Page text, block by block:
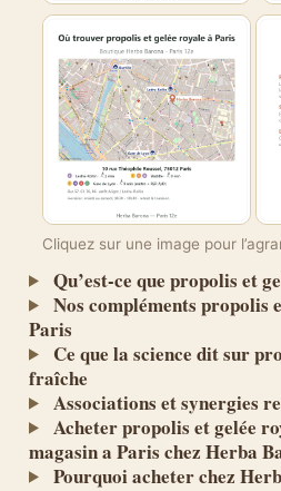
Cliquez sur une image pour
Qu’est-ce que propolis et
Nos compléments propolis
Paris
Ce que la science dit sur
fraîche
Associations et synergies
Acheter propolis et gelée
magasin a Paris chez Herba
Pourquoi acheter chez